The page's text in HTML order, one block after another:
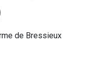
de Bressieux